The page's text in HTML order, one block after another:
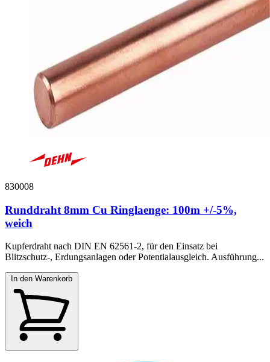
830008
Runddraht 8mm Cu Ringlaenge: 100m +/-5%,
weich
Kupferdraht nach DIN EN 62561-2, für den Einsatz bei
Blitzschutz-, Erdungsanlagen oder Potentialausgleich. Ausführung...
In den Warenkorb